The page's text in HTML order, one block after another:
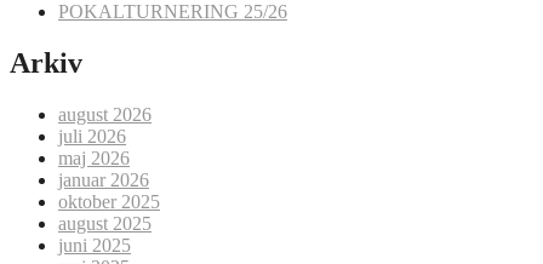
POKALTURNERING 25/26
Arkiv
august 2026
juli 2026
maj 2026
januar 2026
oktober 2025
august 2025
juni 2025